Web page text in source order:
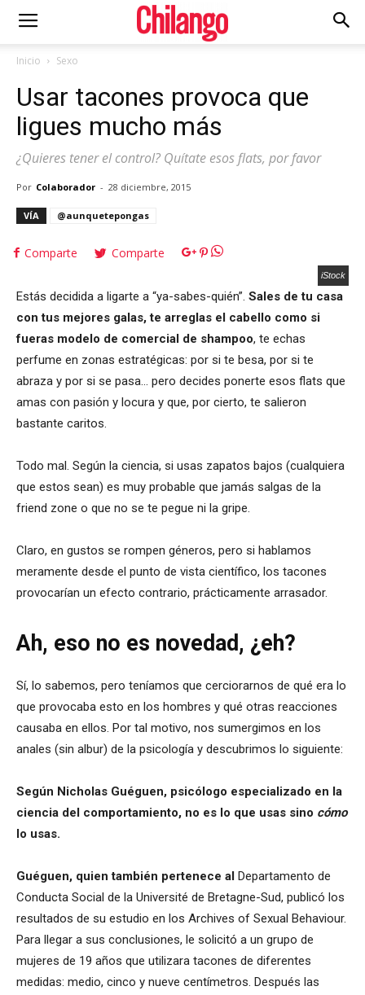
Inicio Sexo
Usar tacones provoca que
ligues mucho más
¿Quieres tener el control? Quítate esos flats, por favor
Por Colaborador - 28 diciembre, 2015
VÍA @aunquetepongas
Comparte Comparte
iStock
Estás decidida a ligarte a “ya-sabes-quién”. Sales de tu casa
con tus mejores galas, te arreglas el cabello como si
fueras modelo de comercial de shampoo, te echas
perfume en zonas estratégicas: por si te besa, por si te
abraza y por si se pasa… pero decides ponerte esos flats que
amas con pasión y locura y que, por cierto, te salieron
bastante caritos.
Todo mal. Según la ciencia, si usas zapatos bajos (cualquiera
que estos sean) es muy probable que jamás salgas de la
friend zone o que no se te pegue ni la gripe.
Claro, en gustos se rompen géneros, pero si hablamos
meramente desde el punto de vista científico, los tacones
provocarían un efecto contrario, prácticamente arrasador.
Ah, eso no es novedad, ¿eh?
Sí, lo sabemos, pero teníamos que cerciorarnos de qué era lo
que provocaba esto en los hombres y qué otras reacciones
causaba en ellos. Por tal motivo, nos sumergimos en los
anales (sin albur) de la psicología y descubrimos lo siguiente:
Según Nicholas Guéguen, psicólogo especializado en la
ciencia del comportamiento, no es lo que usas sino cómo
lo usas.
Guéguen, quien también pertenece al Departamento de
Conducta Social de la Université de Bretagne-Sud, publicó los
resultados de su estudio en los Archives of Sexual Behaviour.
Para llegar a sus conclusiones, le solicitó a un grupo de
mujeres de 19 años que utilizara tacones de diferentes
medidas: medio, cinco y nueve centímetros. Después las